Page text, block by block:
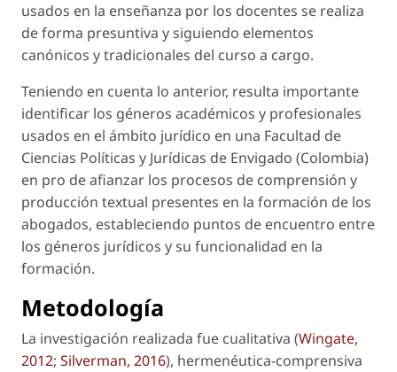
usados en la enseñanza por los docentes se realiza
de forma presuntiva y siguiendo elementos
canónicos y tradicionales del curso a cargo.
Teniendo en cuenta lo anterior, resulta importante
identificar los géneros académicos y profesionales
usados en el ámbito jurídico en una Facultad de
Ciencias Políticas y Jurídicas de Envigado (Colombia)
en pro de afianzar los procesos de comprensión y
producción textual presentes en la formación de los
abogados, estableciendo puntos de encuentro entre
los géneros jurídicos y su funcionalidad en la
formación.
Metodología
La investigación realizada fue cualitativa (Wingate,
2012; Silverman, 2016), hermenéutica-comprensiva